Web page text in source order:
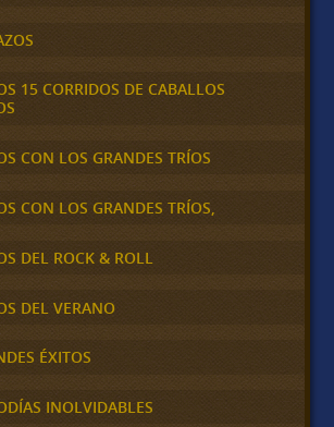
15 CORRIDOS DE CABALLOS
CON LOS GRANDES TRÍOS
CON LOS GRANDES TRÍOS,
DEL ROCK & ROLL
DEL VERANO
ÉXITOS
INOLVIDABLES